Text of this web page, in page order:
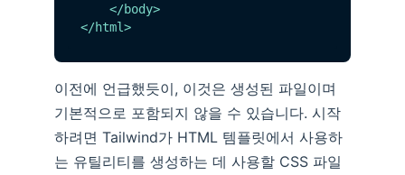
</body>
</html>
이전에 언급했듯이, 이것은 생성된 파일이며
기본적으로 포함되지 않을 수 있습니다. 시작
하려면 Tailwind가 HTML 템플릿에서 사용하
는 유틸리티를 생성하는 데 사용할 CSS 파일